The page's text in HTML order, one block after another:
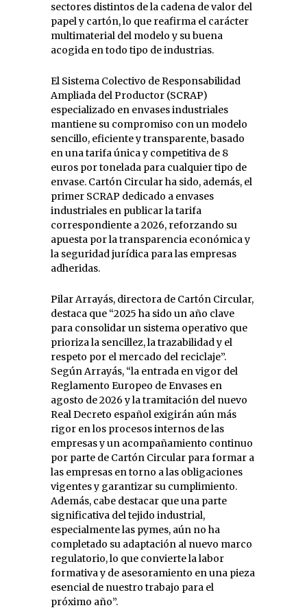
sectores distintos de la cadena de valor del
papel y cartón, lo que reafirma el carácter
multimaterial del modelo y su buena
acogida en todo tipo de industrias.
El Sistema Colectivo de Responsabilidad
Ampliada del Productor (SCRAP)
especializado en envases industriales
mantiene su compromiso con un modelo
sencillo, eficiente y transparente, basado
en una tarifa única y competitiva de 8
euros por tonelada para cualquier tipo de
envase. Cartón Circular ha sido, además, el
primer SCRAP dedicado a envases
industriales en publicar la tarifa
correspondiente a 2026, reforzando su
apuesta por la transparencia económica y
la seguridad jurídica para las empresas
adheridas.
Pilar Arrayás, directora de Cartón Circular,
destaca que “2025 ha sido un año clave
para consolidar un sistema operativo que
prioriza la sencillez, la trazabilidad y el
respeto por el mercado del reciclaje”.
Según Arrayás, “la entrada en vigor del
Reglamento Europeo de Envases en
agosto de 2026 y la tramitación del nuevo
Real Decreto español exigirán aún más
rigor en los procesos internos de las
empresas y un acompañamiento continuo
por parte de Cartón Circular para formar a
las empresas en torno a las obligaciones
vigentes y garantizar su cumplimiento.
Además, cabe destacar que una parte
significativa del tejido industrial,
especialmente las pymes, aún no ha
completado su adaptación al nuevo marco
regulatorio, lo que convierte la labor
formativa y de asesoramiento en una pieza
esencial de nuestro trabajo para el
próximo año”.